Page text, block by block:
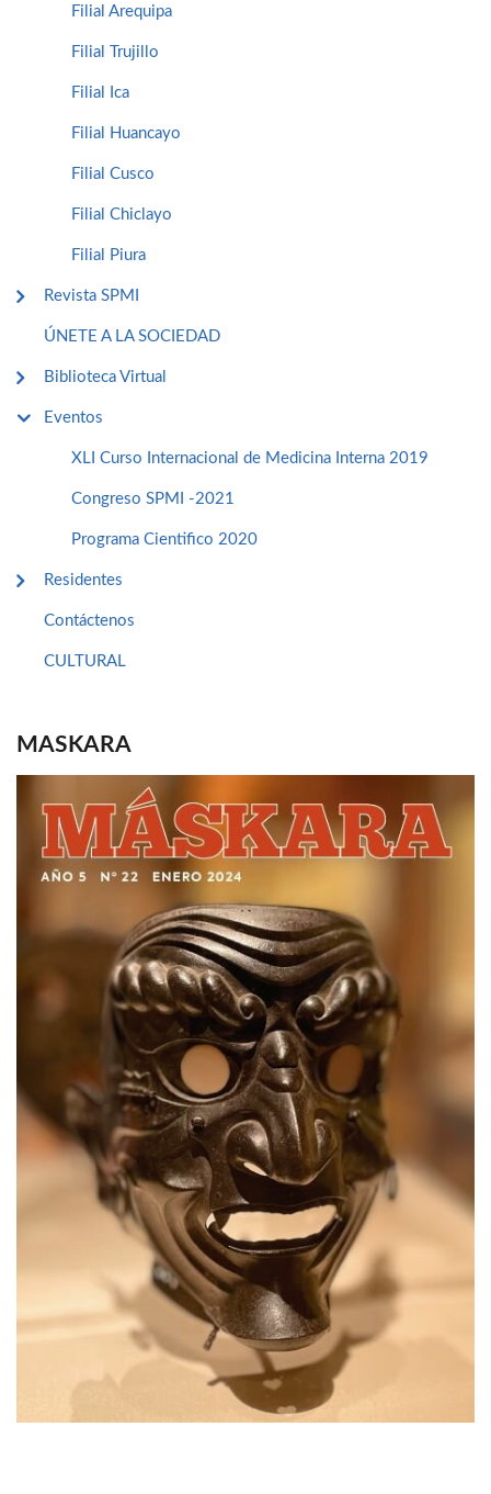
Filial Arequipa
Filial Trujillo
Filial Ica
Filial Huancayo
Filial Cusco
Filial Chiclayo
Filial Piura
Revista SPMI
ÚNETE A LA SOCIEDAD
Biblioteca Virtual
Eventos
XLI Curso Internacional de Medicina Interna 2019
Congreso SPMI -2021
Programa Cientifico 2020
Residentes
Contáctenos
CULTURAL
MASKARA